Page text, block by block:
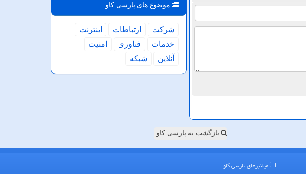
موضوع های پارسی كاو
شركت ارتباطات
اینترنت
خدمات
فناوری
امنیت
آنلاین
شبكه
بازگشت به پارسی کاو
میانبرهای پارسی كاو